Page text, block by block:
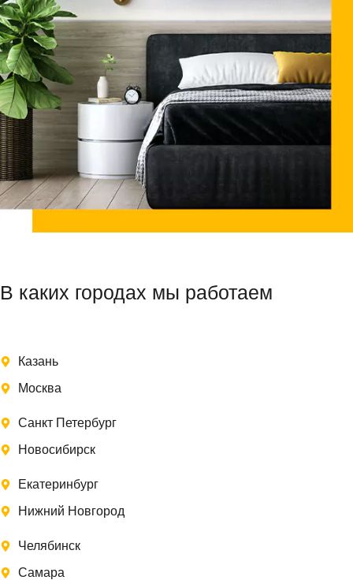
В каких городах мы работаем
Казань
Москва
Санкт Петербург
Новосибирск
Екатеринбург
Нижний Новгород
Челябинск
Самара